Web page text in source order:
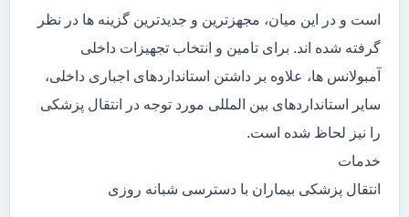
است و در این میان، مجهزترین و جدیدترین گزینه ها در نظر
گرفته شده اند. برای تامین و انتخاب تجهیزات داخلی
آمبولانس ها، علاوه بر داشتن استانداردهای اجباری داخلی،
سایر استانداردهای بین المللی مورد توجه در انتقال پزشکی
را نیز لحاظ شده است.
خدمات
انتقال پزشکی بیماران با دسترسی شبانه روزی